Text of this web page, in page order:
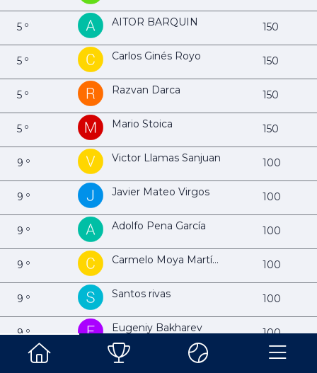
5 º AITOR BARQUIN 150
5 º Carlos Ginés Royo 150
5 º Razvan Darca 150
5 º Mario Stoica 150
9 º Victor Llamas Sanjuan 100
9 º Javier Mateo Virgos 100
9 º Adolfo Pena García 100
9 º Carmelo Moya Martínez 100
9 º Santos rivas 100
9 º Eugeniy Bakharev 100
RAFAEL SAVASTANO